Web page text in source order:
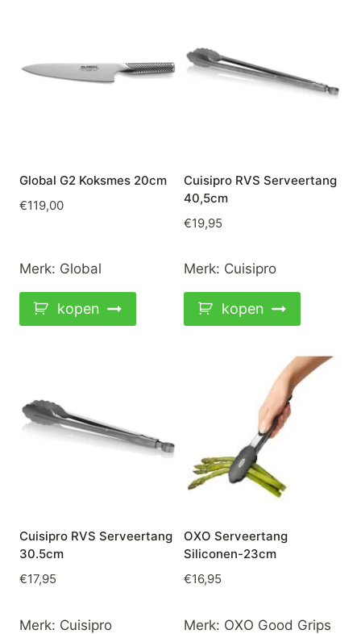
Global G2 Koksmes 20cm
€119,00
Merk: Global
kopen
Cuisipro RVS Serveertang
40,5cm
€19,95
Merk: Cuisipro
kopen
Cuisipro RVS Serveertang
30.5cm
€17,95
Merk: Cuisipro
OXO Serveertang
Siliconen-23cm
€16,95
Merk: OXO Good Grips